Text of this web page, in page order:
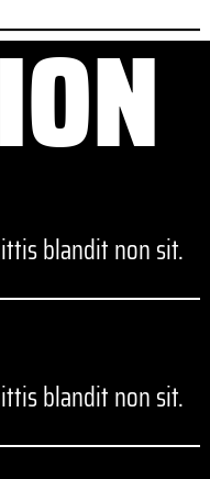
blandit non sit.
blandit non sit.